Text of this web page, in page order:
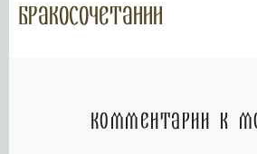
бракосочетании
Комментарии к